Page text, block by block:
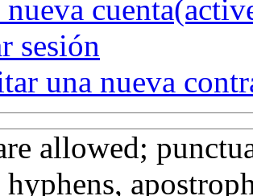
cuenta
sesión
una nueva
allowed;